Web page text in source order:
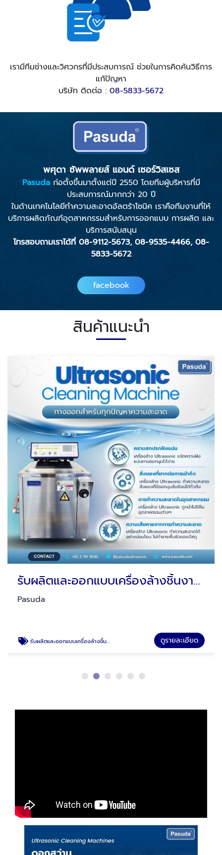
เรามีทีมช่างและวิศวกรที่มีประสบการณ์ ช่วยในการคิดค้นวิธีการ
แก้ปัญหา
บริษัท ติดต่อ : 08-5833-5672
พศุดา ซัพพลายส์ แอนด์ เซอร์วิสเซส
Pasudaก่อตั้งขึ้นมาตั้งแต่ปี 2550 โดยทีมผู้บริหารที่มี
ประสบการณ์มากกว่า 20 ปี
ในด้านเทคโนโลยีทำความสะอาดอัลตร้าโซนิค เราคือทีมงานที่ให้
บริการผลิตภัณฑ์อุตสาหกรรมสำหรับการออกแบบ การผลิต และ
บริการสนับสนุน
โทรสอบถามเราได้ที่08-9112-5673, 08-9535-4466, 08-
5833-5672
facebook
สินค้าแนะนำ
รับผลิตและออกแบบเครื่องล้างชิ้นงานอัลตร้าโซนิค Design and Manufacturing Ultrasonic Cleaning Machine แบบมาตรฐานอุตสาหกรรม
Pasuda
รับผลิตและออกแบบเครื่องล้างชิ้นงานอัลตร้าโซนิค ดูรายละเอียด